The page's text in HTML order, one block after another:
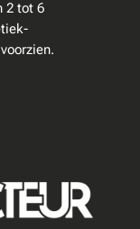
2 tot 6